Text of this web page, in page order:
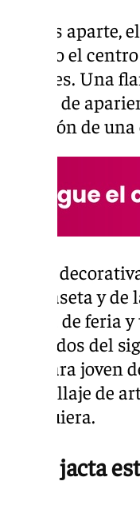
Gustos
ha sido el
sociales. Una
gitana de
atención de
Flores
una caseta y
caseta de feria
mediados del
una cara joven
maquillaje de
cualquiera.
‹Alea jacta